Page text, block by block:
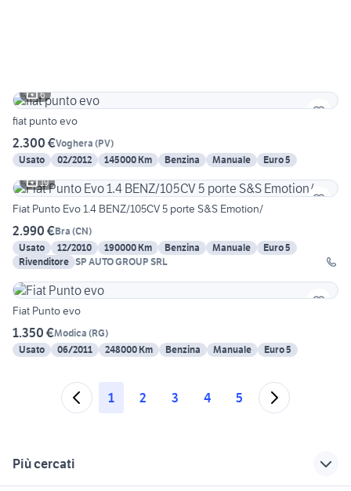
6
fiat punto evo
2.300 €Voghera (PV)
Usato
02/2012 145000 Km Benzina Manuale
Euro 5
19
Fiat Punto Evo 1.4 BENZ/105CV 5 porte S&S Emotion/
2.990 €Bra (CN)
Usato
12/2010 190000 Km Benzina Manuale
Euro 5
Rivenditore SP AUTO GROUP SRL
Fiat Punto evo
1.350 €Modica (RG)
Usato
06/2011 248000 Km Benzina Manuale Euro 5
1 2 3 4 5
Più cercati